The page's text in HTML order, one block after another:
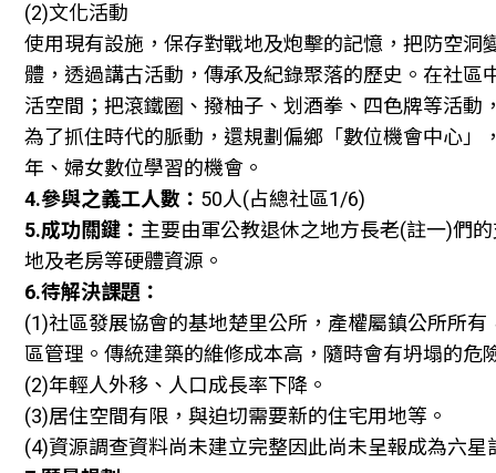
(2)文化活動
使用現有設施，保存對戰地及炮擊的記憶，把防空洞
體，透過講古活動，傳承及紀錄聚落的歷史。在社區
活空間；把滾鐵圈、撥柚子、划酒拳、四色牌等活動
為了抓住時代的脈動，還規劃偏鄉「數位機會中心」
年、婦女數位學習的機會。
4.參與之義工人數： 50人(占總社區1/6)
5.成功關鍵： 主要由軍公教退休之地方長老(註一)們
地及老房等硬體資源。
6.待解決課題：
(1)社區發展協會的基地楚里公所，產權屬鎮公所所有
區管理。傳統建築的維修成本高，隨時會有坍塌的危
(2)年輕人外移、人口成長率下降。
(3)居住空間有限，與迫切需要新的住宅用地等。
(4)資源調查資料尚未建立完整因此尚未呈報成為六星